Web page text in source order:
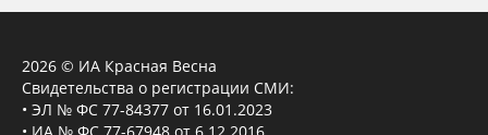
2026 © ИА Красная Весна
Свидетельства о регистрации СМИ:
• ЭЛ № ФС 77-84377 от 16.01.2023